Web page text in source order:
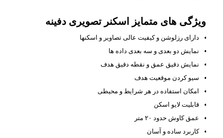
ویژگی های متمایز اسکنر تصویری دفینه
دارای رزلوشن و کیفیت عالی تصاویر و اسکنها
نمایش دو بعدی و سه بعدی داده ها
نمایش دقیق عمق و نقطه دقیق هدف
سیو کردن موقعیت هدف
امکان استفاده در هر شرایط و محیطی
قابلیت لایو اسکن
عمق کاوش حدود ۲۰ متر
کاربرد ساده و آسان